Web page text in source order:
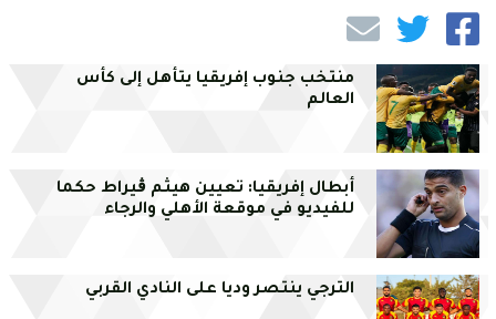
منتخب جنوب إفريقيا يتأهل إلى كأس
العالم
أبطال إفريقيا: تعيين هيثم ڨيراط حكما
للفيديو في موقعة الأهلي والرجاء
الترجي ينتصر وديا على النادي القربي